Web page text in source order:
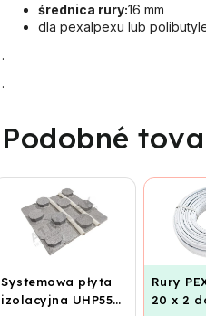
średnica rury:16 mm
dla pexalpexu lub
.
.
Podobné
Systemowa płyta
izolacyjna UHP55
Rury
20 x 2